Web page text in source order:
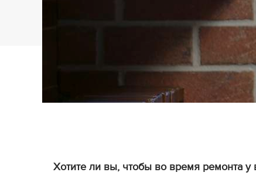
Хотите ли вы, чтобы во время ремонта